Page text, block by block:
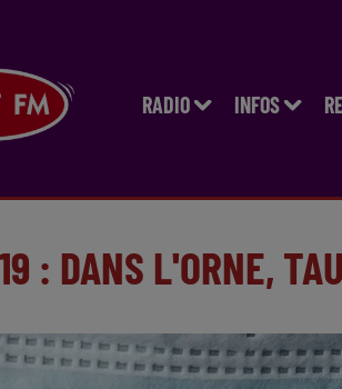
RADIO INFOS
: DANS L'ORNE,